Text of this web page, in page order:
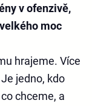
v ofenzivě,
moc
hrajeme. Více
jedno, kdo
chceme, a